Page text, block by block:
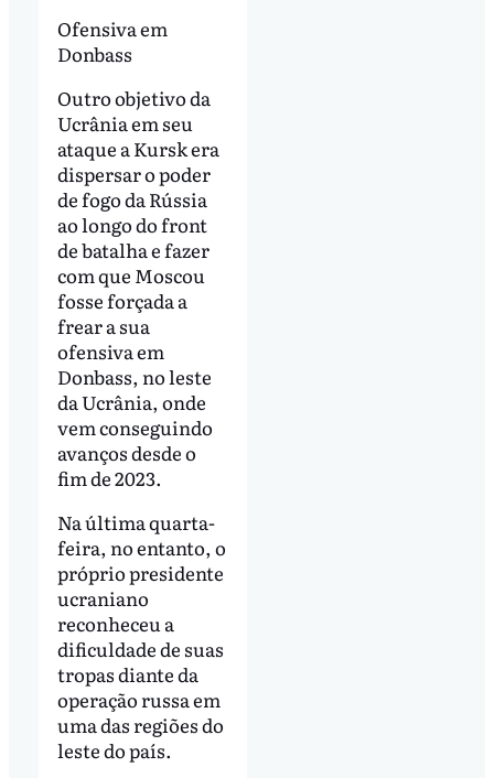
Ofensiva em
Donbass
Outro objetivo da
Ucrânia em seu
ataque a Kursk era
dispersar o poder
de fogo da Rússia
ao longo do front
de batalha e fazer
com que Moscou
fosse forçada a
frear a sua
ofensiva em
Donbass, no leste
da Ucrânia, onde
vem conseguindo
avanços desde o
fim de 2023.
Na última quarta-
feira, no entanto, o
próprio presidente
ucraniano
reconheceu a
dificuldade de suas
tropas diante da
operação russa em
uma das regiões do
leste do país.